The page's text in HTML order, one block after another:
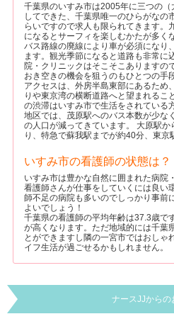
千葉県のいすみ市は2005年に三つの
してできた、千葉県唯一のひらがなの
らいですので求人も限られてきます。
になるとサーフィを楽しむかたが多く
バス路線の廃線により車が必須になり
ます。観光季節になると道路も非常に
院・クリニックはそこそこありますの
おき空きの機会を狙うのもひとつの手
アクセスは、外房半島東部にあるため
りや東京湾の横断道路へと望まれるこ
の渋滞はいすみ市で生活をされている
地区では、茂原駅へのバス本数が少な
の人口が減ってきています。 大原駅
り、特急で蘇我駅までが約40分、東京
いすみ市の看護師の状態は？
いすみ市は豊かな自然に囲まれた病院
看護師さんが仕事をしていくには良い
師不足の病院も多いのでしっかり事前
よいでしょう！
千葉県の看護師の平均年齢は37.3歳で
が高くなります。ただ地域的には千葉
とができますし隣の一宮市ではおしゃ
イフ生活が過ごせるかもしれません。
ナースJJからの